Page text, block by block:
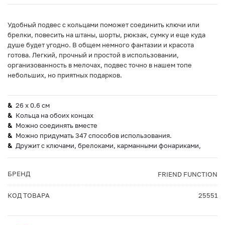
Удобный подвес с кольцами поможет соединить ключи или
брелки, повесить на штаны, шорты, рюкзак, сумку и еще куда
душе будет угодно. В общем немного фантазии и красота
готова. Легкий, прочный и простой в использовании,
организованность в мелочах, подвес точно в нашем топе
небольших, но приятных подарков.
26 х 0.6 см
Кольца на обоих концах
Можно соединять вместе
Можно придумать 347 способов использования.
Дружит с ключами, брелоками, карманными фонариками,
БРЕНД FRIEND FUNCTION
КОД ТОВАРА 25551